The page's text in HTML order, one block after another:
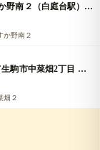
野南２（白庭台駅）
情報
か野南２
駒市中菜畑2丁目 全6
細情報
畑２